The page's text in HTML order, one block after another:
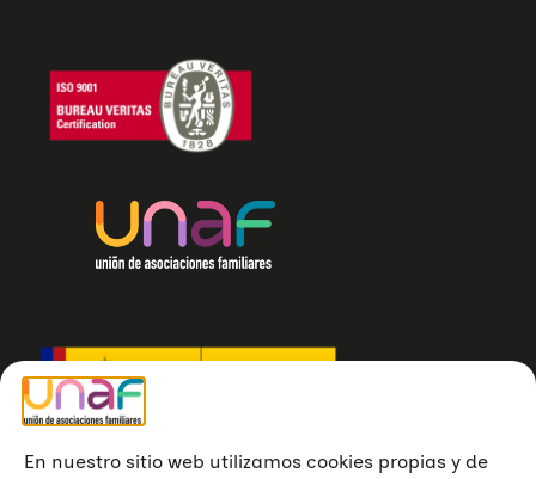
En nuestro sitio web utilizamos cookies propias y de